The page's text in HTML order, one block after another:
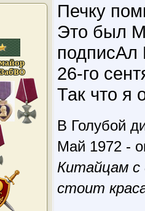
Печку
Это был
подписАл
26-го
Так что я
В Голубой
Май 1972 -
Китайцам с
стоит